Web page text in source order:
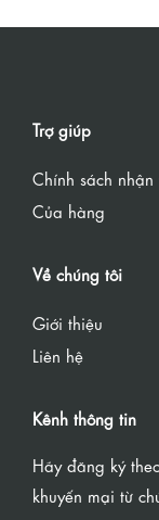
Trợ giúp
Chính sách
Của hàng
Về chúng tôi
Giới thiệu
Liên hệ
Kênh thông tin
Hãy đăng ký
khuyến mại từ